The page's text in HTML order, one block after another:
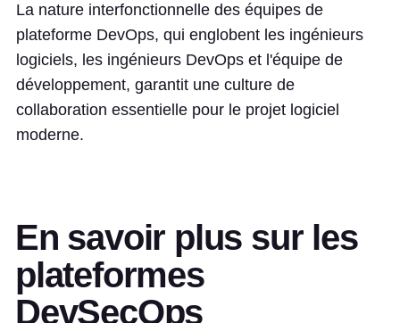
La nature interfonctionnelle des équipes de
plateforme DevOps, qui englobent les ingénieurs
logiciels, les ingénieurs DevOps et l'équipe de
développement, garantit une culture de
collaboration essentielle pour le projet logiciel
moderne.
En savoir plus sur les
plateformes
DevSecOps